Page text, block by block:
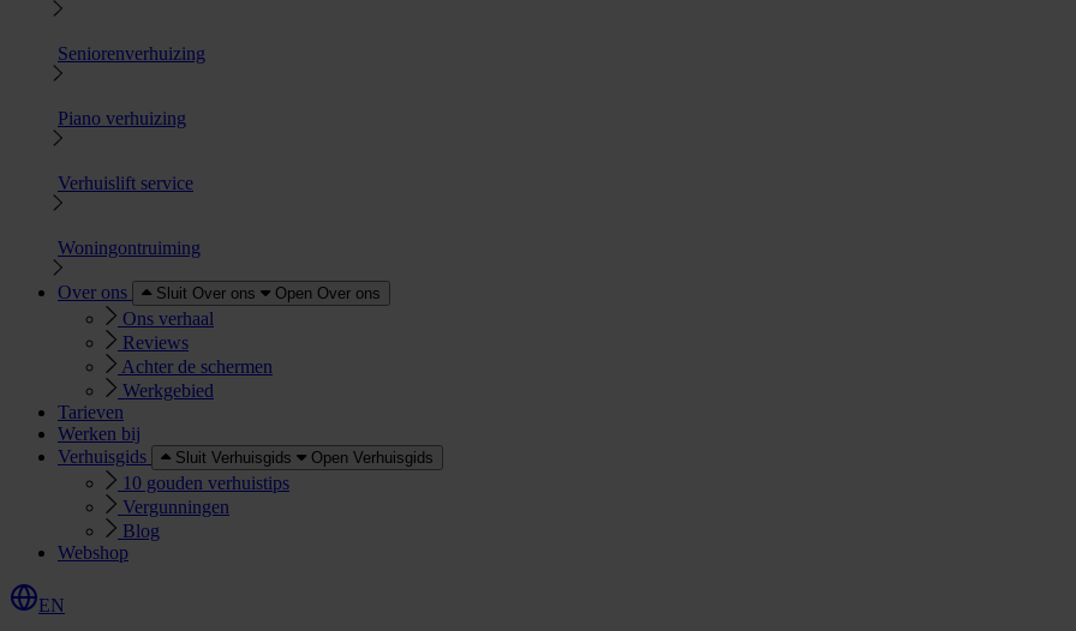
Seniorenverhuizing
Piano verhuizing
Verhuislift service
Woningontruiming
Over ons Sluit Over ons Open Over ons
Ons verhaal
Reviews
Achter de schermen
Werkgebied
Tarieven
Werken bij
Verhuisgids
Sluit Verhuisgids Open Verhuisgids
10 gouden verhuistips
Vergunningen
Blog
Webshop
EN